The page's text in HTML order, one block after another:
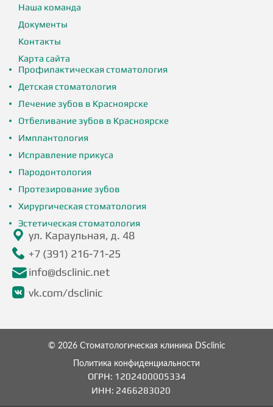
Наша команда
Документы
Контакты
Карта сайта
Профилактическая стоматология
Детская стоматология
Лечение зубов в Красноярске
Отбеливание зубов в Красноярске
Имплантология
Исправление прикуса
Пародонтология
Протезирование зубов
Хирургическая стоматология
Эстетическая стоматология
ул. Караульная, д. 48
+7 (391) 216-71-25
info@dsclinic.net
vk.com/dsclinic
© 2026 Стоматологическая клиника DSclinic
Политика конфиденциальности
ОГРН: 1202400005334
ИНН: 2466283020